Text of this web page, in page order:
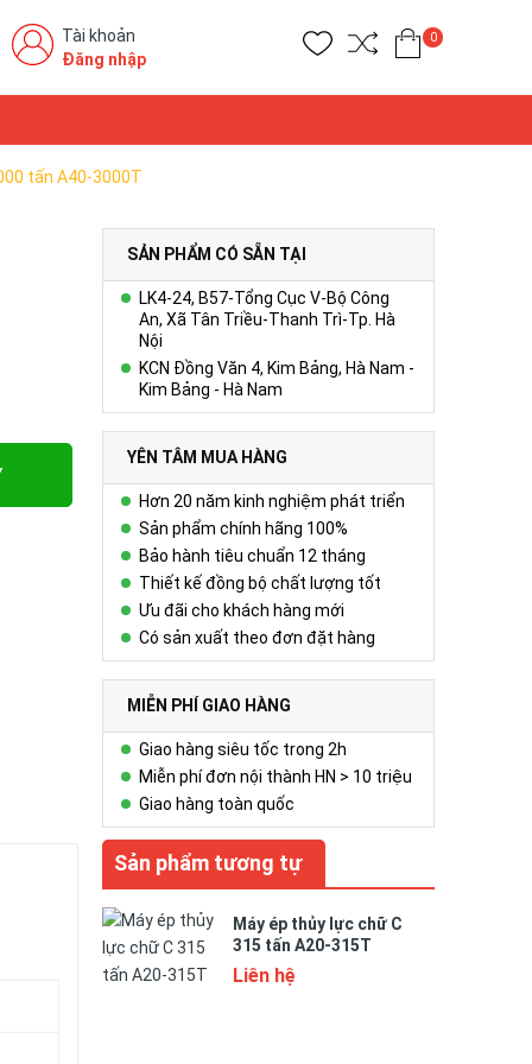
Tài khoản
Đăng nhập
0
tấn A40-3000T
SẢN PHẨM CÓ SẴN TẠI
LK4-24, B57-Tổng Cục V-Bộ Công
An, Xã Tân Triều-Thanh Trì-Tp. Hà
Nội
KCN Đồng Văn 4, Kim Bảng, Hà Nam -
Kim Bảng - Hà Nam
YÊN TÂM MUA HÀNG
Hơn 20 năm kinh nghiệm phát triển
Sản phẩm chính hãng 100%
Bảo hành tiêu chuẩn 12 tháng
Thiết kế đồng bộ chất lượng tốt
Ưu đãi cho khách hàng mới
Có sản xuất theo đơn đặt hàng
MIỄN PHÍ GIAO HÀNG
Giao hàng siêu tốc trong 2h
Miễn phí đơn nội thành HN > 10 triệu
Giao hàng toàn quốc
Sản phẩm tương tự
Máy ép thủy lực chữ C
315 tấn A20-315T
Liên hệ